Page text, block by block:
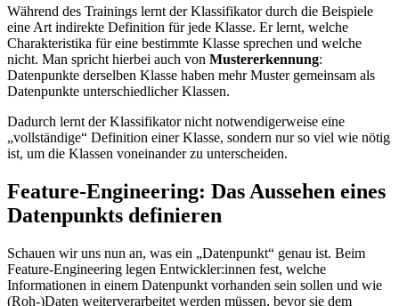
Während des Trainings lernt der Klassifikator durch die Beispiele
eine Art indirekte Definition für jede Klasse. Er lernt, welche
Charakteristika für eine bestimmte Klasse sprechen und welche
nicht. Man spricht hierbei auch von Mustererkennung:
Datenpunkte derselben Klasse haben mehr Muster gemeinsam als
Datenpunkte unterschiedlicher Klassen.
Dadurch lernt der Klassifikator nicht notwendigerweise eine
„vollständige“ Definition einer Klasse, sondern nur so viel wie nötig
ist, um die Klassen voneinander zu unterscheiden.
Feature-Engineering: Das Aussehen eines
Datenpunkts definieren
Schauen wir uns nun an, was ein „Datenpunkt“ genau ist. Beim
Feature-Engineering legen Entwickler:innen fest, welche
Informationen in einem Datenpunkt vorhanden sein sollen und wie
(Roh-)Daten weiterverarbeitet werden müssen, bevor sie dem